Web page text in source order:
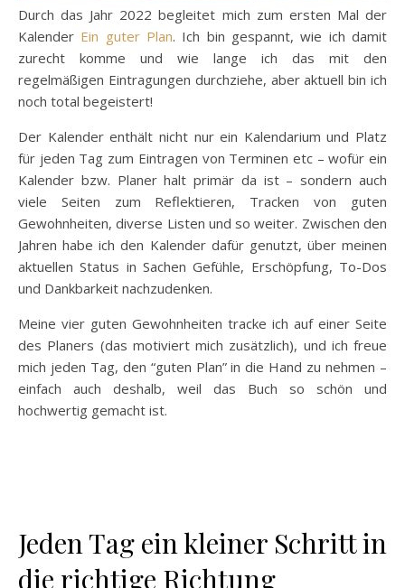
Durch das Jahr 2022 begleitet mich zum ersten Mal der
Kalender Ein guter Plan. Ich bin gespannt, wie ich damit
zurecht komme und wie lange ich das mit den
regelmäßigen Eintragungen durchziehe, aber aktuell bin ich
noch total begeistert!
Der Kalender enthält nicht nur ein Kalendarium und Platz
für jeden Tag zum Eintragen von Terminen etc – wofür ein
Kalender bzw. Planer halt primär da ist – sondern auch
viele Seiten zum Reflektieren, Tracken von guten
Gewohnheiten, diverse Listen und so weiter. Zwischen den
Jahren habe ich den Kalender dafür genutzt, über meinen
aktuellen Status in Sachen Gefühle, Erschöpfung, To-Dos
und Dankbarkeit nachzudenken.
Meine vier guten Gewohnheiten tracke ich auf einer Seite
des Planers (das motiviert mich zusätzlich), und ich freue
mich jeden Tag, den “guten Plan” in die Hand zu nehmen –
einfach auch deshalb, weil das Buch so schön und
hochwertig gemacht ist.
Jeden Tag ein kleiner Schritt in
die richtige Richtung